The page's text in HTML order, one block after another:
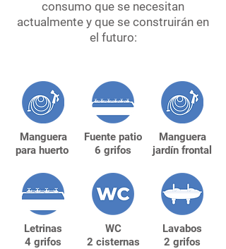
consumo que se necesitan
actualmente y que se construirán en
el futuro:
Manguera
para huerto
Fuente patio
6 grifos
Manguera
jardín frontal
Letrinas
4 grifos
WC
2 cisternas
Lavabos
2 grifos